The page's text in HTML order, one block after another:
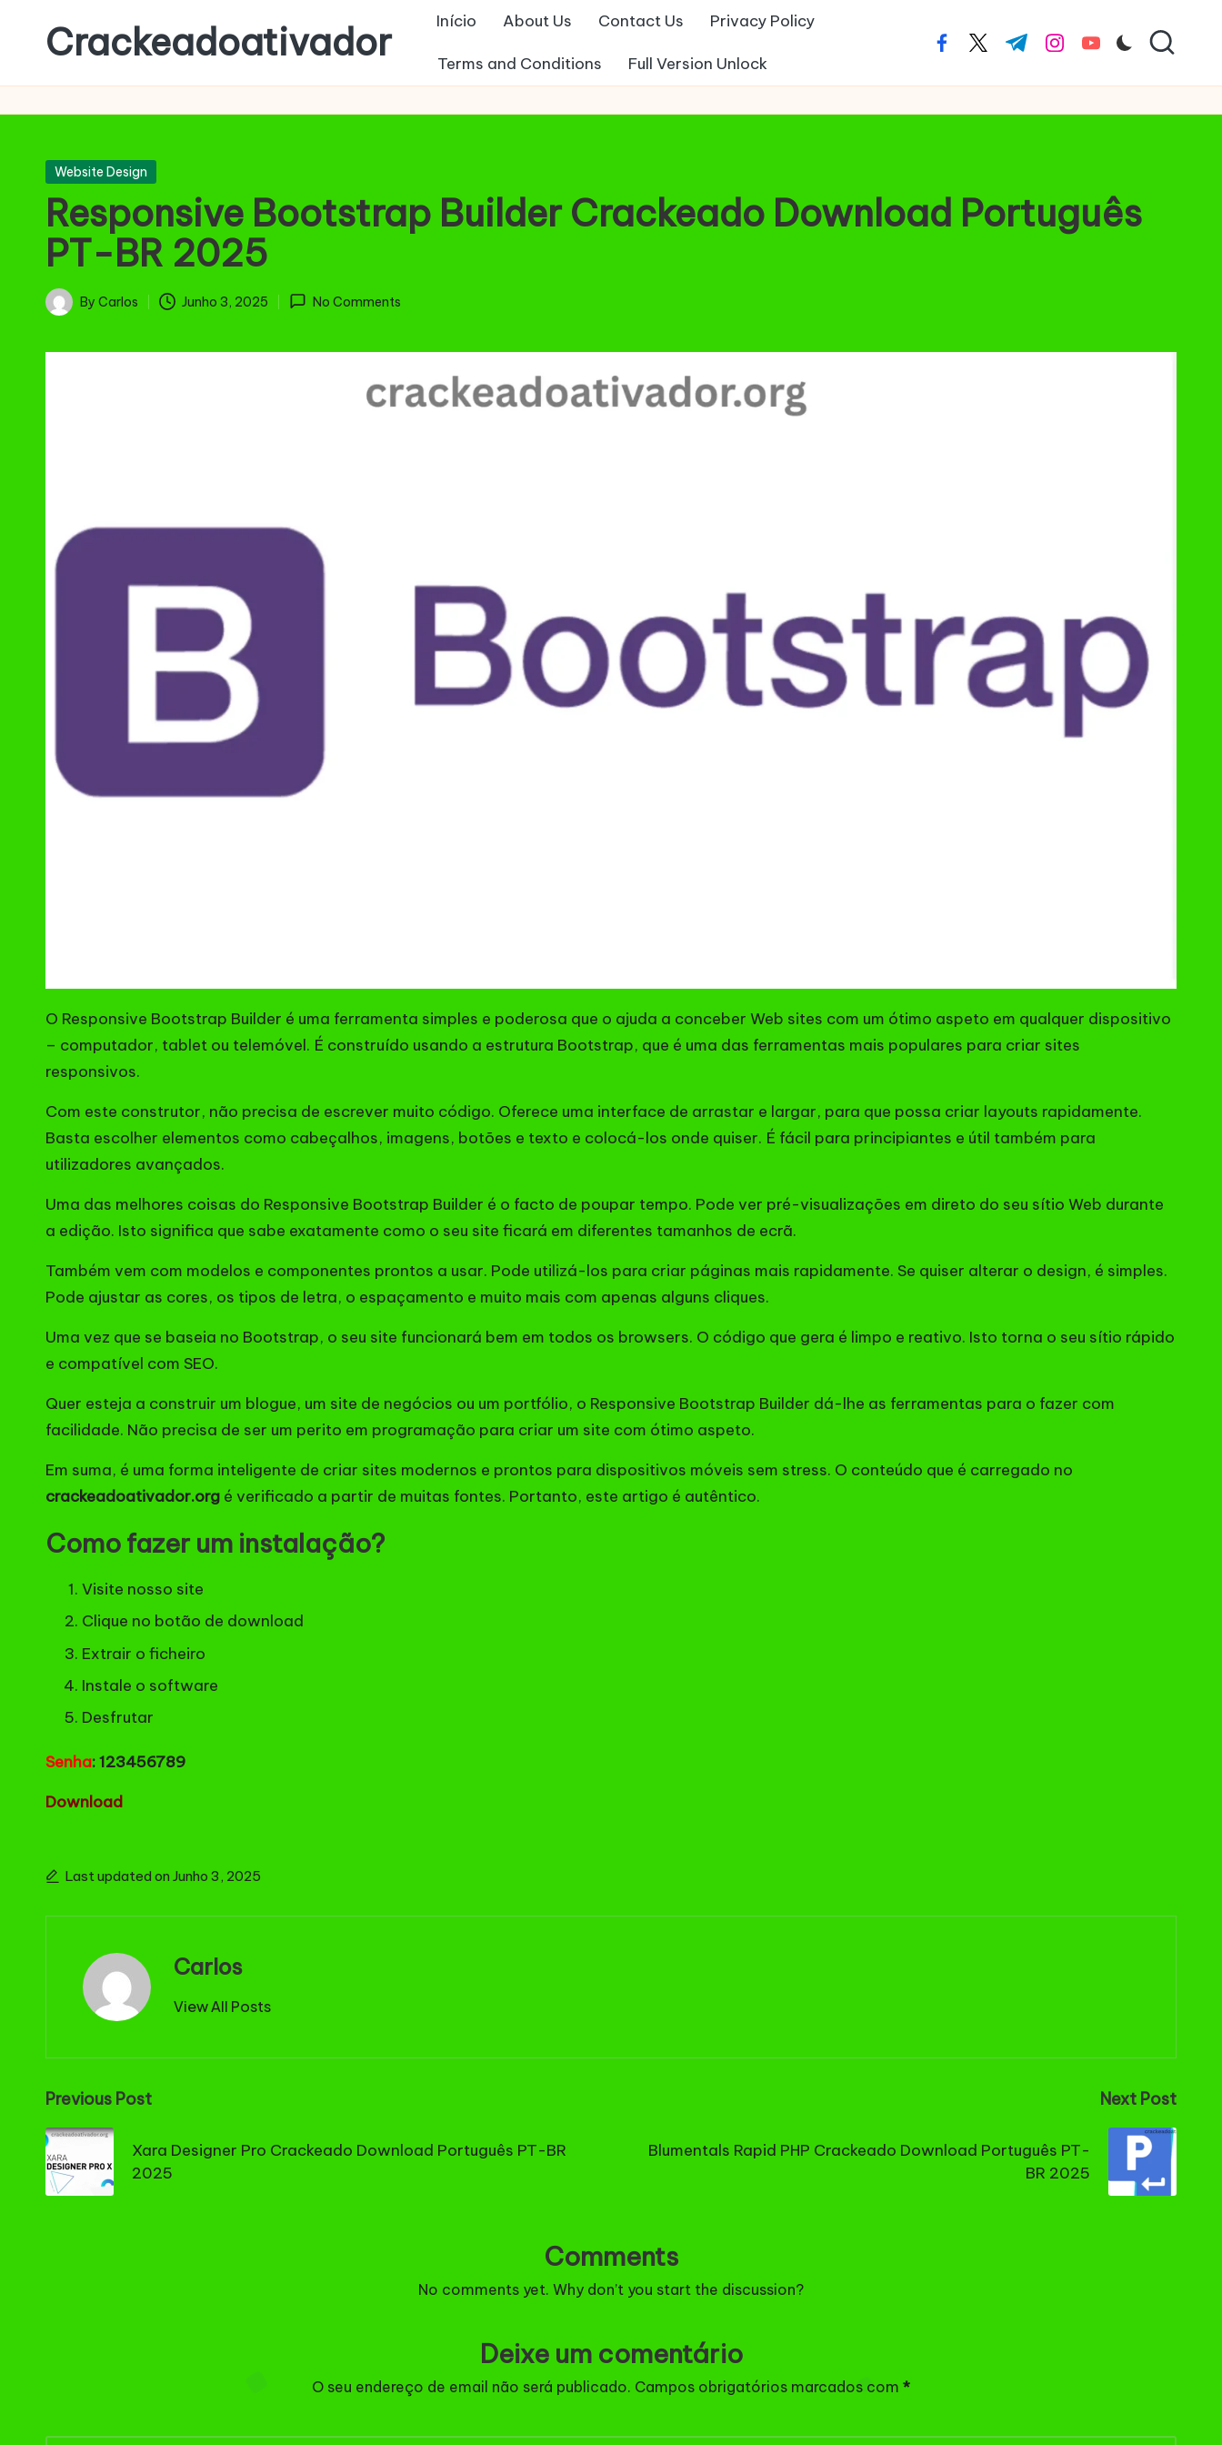
Crackeadoativador Início About Us Contact Us Privacy Policy
Terms and Conditions Full Version Unlock
facebook.com
twitter.com
t.me instagram.com
youtube.com
Posted
Website Design
Responsive Bootstrap Builder Crackeado Download Português
PT-BR 2025
Posted
By Carlos Junho 3, 2025 No Comments
O Responsive Bootstrap Builder é uma ferramenta simples e poderosa que o ajuda a conceber Web sites com um ótimo aspeto em qualquer dispositivo
– computador, tablet ou telemóvel. É construído usando a estrutura Bootstrap, que é uma das ferramentas mais populares para criar sites
responsivos.
Com este construtor, não precisa de escrever muito código. Oferece uma interface de arrastar e largar, para que possa criar layouts rapidamente.
Basta escolher elementos como cabeçalhos, imagens, botões e texto e colocá-los onde quiser. É fácil para principiantes e útil também para
utilizadores avançados.
Uma das melhores coisas do Responsive Bootstrap Builder é o facto de poupar tempo. Pode ver pré-visualizações em direto do seu sítio Web durante
a edição. Isto significa que sabe exatamente como o seu site ficará em diferentes tamanhos de ecrã.
Também vem com modelos e componentes prontos a usar. Pode utilizá-los para criar páginas mais rapidamente. Se quiser alterar o design, é simples.
Pode ajustar as cores, os tipos de letra, o espaçamento e muito mais com apenas alguns cliques.
Uma vez que se baseia no Bootstrap, o seu site funcionará bem em todos os browsers. O código que gera é limpo e reativo. Isto torna o seu sítio rápido
e compatível com SEO.
Quer esteja a construir um blogue, um site de negócios ou um portfólio, o Responsive Bootstrap Builder dá-lhe as ferramentas para o fazer com
facilidade. Não precisa de ser um perito em programação para criar um site com ótimo aspeto.
Em suma, é uma forma inteligente de criar sites modernos e prontos para dispositivos móveis sem stress. O conteúdo que é carregado no
crackeadoativador.org é verificado a partir de muitas fontes. Portanto, este artigo é autêntico.
Como fazer um instalação?
Visite nosso site
Clique no botão de download
Extrair o ficheiro
Instale o software
Desfrutar
Senha: 123456789
Download
Last updated on Junho 3, 2025
Carlos
View All Posts
Post
navigation
Previous Post
Xara Designer Pro Crackeado Download Português PT-BR
2025
Next Post
Blumentals Rapid PHP Crackeado Download Português PT-
BR 2025
Comments
No comments yet. Why don’t you start the discussion?
Deixe um comentário
O seu endereço de email não será publicado. Campos obrigatórios marcados com *